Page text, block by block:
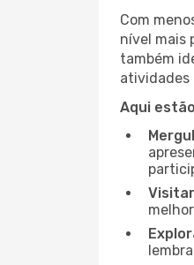
Com
nível mais
também
atividades
Aqui